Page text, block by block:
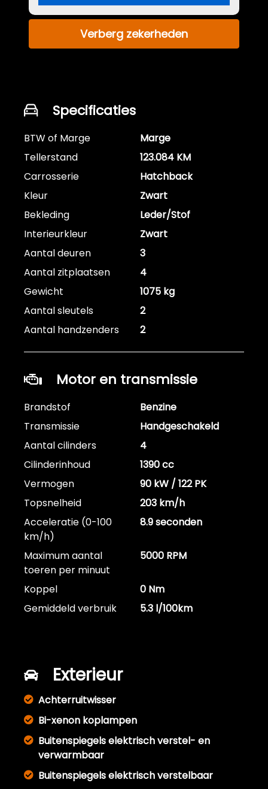
Verberg zekerheden
Specificaties
BTW of Marge
Marge
Tellerstand
123.084 KM
Carrosserie
Hatchback
Kleur
Zwart
Bekleding
Leder/Stof
Interieurkleur
Zwart
Aantal deuren
3
Aantal zitplaatsen
4
Gewicht
1075 kg
Aantal sleutels
2
Aantal handzenders
2
Motor en transmissie
Brandstof
Benzine
Transmissie
Handgeschakeld
Aantal cilinders
4
Cilinderinhoud
1390 cc
Vermogen
90 kW / 122 PK
Topsnelheid
203 km/h
Acceleratie (0-100
km/h)
8.9 seconden
Maximum aantal
toeren per minuut
5000 RPM
Koppel
0 Nm
Gemiddeld verbruik
5.3 l/100km
Exterieur
Achterruitwisser
Bi-xenon koplampen
Buitenspiegels elektrisch verstel- en
verwarmbaar
Buitenspiegels elektrisch verstelbaar